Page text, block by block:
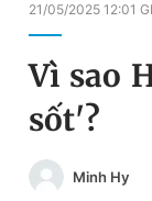
Chuyên mục
Chuyên mục khác
Đổi mật
Tin đã lưu
Tin đã xem
21/05/2025 12:01
Vì sao
sốt'?
Minh Hy